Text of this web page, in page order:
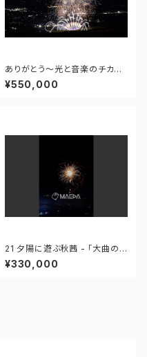
ありがとう～光と音楽のチカラ
～ - 大曲の花火―春の章―「新
作花火コレクション2024 世界
¥550,000
21 夕陽に遊ぶ秋茜 - 「大曲の
花火」第96回全国花火競技大会
- 172558419949425
¥330,000